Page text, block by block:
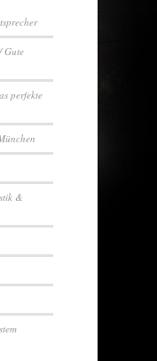
Gute
perfekte
&